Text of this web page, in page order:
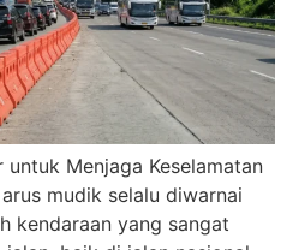
untuk Menjaga Keselamatan
mudik selalu diwarnai
kendaraan yang sangat